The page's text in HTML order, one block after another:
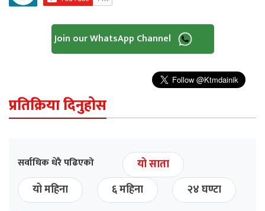
Join our WhatsApp Channel
प्रतिक्रिया दिनुहोस
सर्वाधिक धेरै पढिएको
यो साता
यो महिना
६ महिना २४ घण्टा